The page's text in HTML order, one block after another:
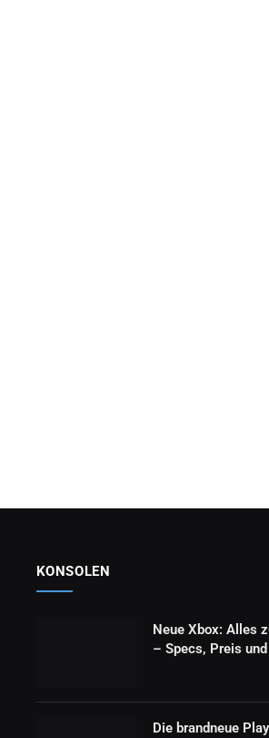
KONSOLEN
Neue Xbox: Alles
– Specs, Preis
Die brandneue